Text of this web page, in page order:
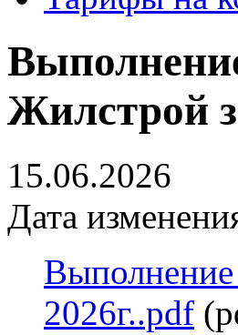
Жилстрой
15.06.2026
Дата
2026г..pdf